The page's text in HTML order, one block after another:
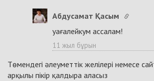
Абдусамат Қасым
уағалейкум ассалам!
11 жыл бұрын
Төмендегі әлеуметтік желілері немесе
арқылы пікір қалдыра аласыз